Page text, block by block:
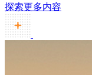
探索更多内容